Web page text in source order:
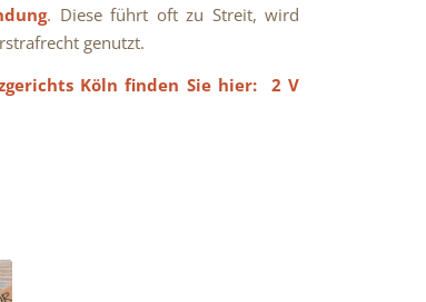
. Diese führt oft zu Streit, wird
genutzt.
Köln finden Sie hier: 2 V